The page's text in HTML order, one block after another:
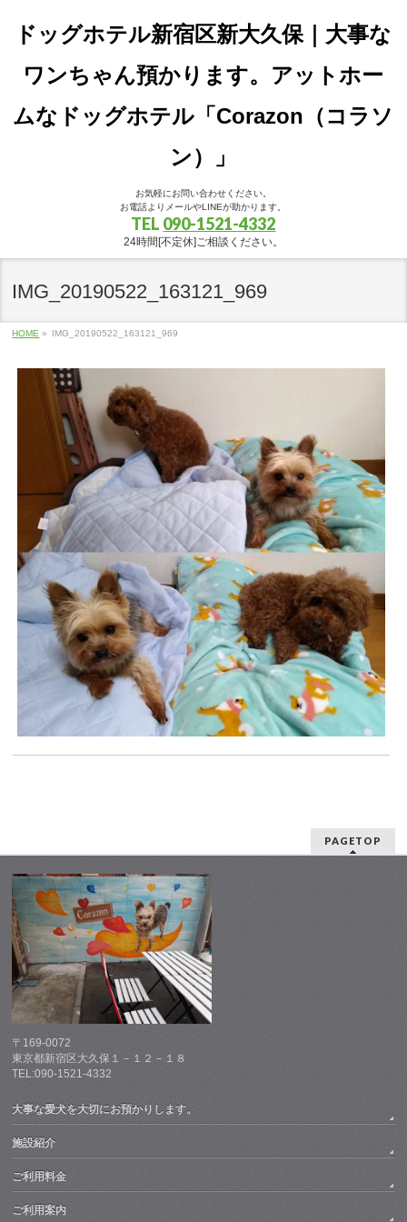
ドッグホテル新宿区新大久保｜大事な
ワンちゃん預かります。アットホー
ムなドッグホテル「Corazon（コラソ
ン）」
お気軽にお問い合わせください。
お電話よりメールやLINEが助かります。
TEL 090-1521-4332
24時間[不定休]ご相談ください。
IMG_20190522_163121_969
HOME » IMG_20190522_163121_969
PAGETOP
〒169-0072
東京都新宿区大久保１－１２－１８
TEL:090-1521-4332
大事な愛犬を大切にお預かりします。
施設紹介
ご利用料金
ご利用案内